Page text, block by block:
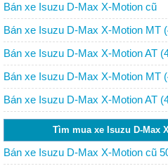
Bán xe Isuzu D-Max X-Motion cũ
Bán xe Isuzu D-Max X-Motion MT
Bán xe Isuzu D-Max X-Motion AT
Bán xe Isuzu D-Max X-Motion MT
Bán xe Isuzu D-Max X-Motion AT
Tìm mua xe Isuzu D-Max
Bán xe Isuzu D-Max X-Motion cũ